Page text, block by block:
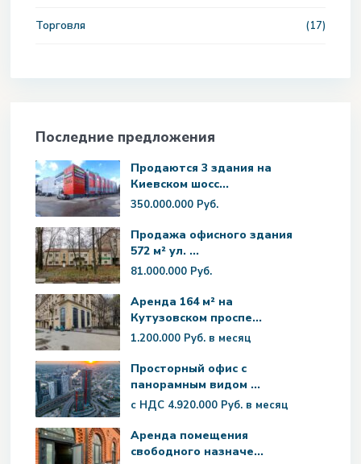
Торговля (17)
Последние предложения
Продаются 3 здания на
Киевском шосс...
350.000.000 Руб.
Продажа офисного здания
572 м² ул. ...
81.000.000 Руб.
Аренда 164 м² на
Кутузовском проспе...
1.200.000 Руб. в месяц
Просторный офис с
панорамным видом ...
с НДС 4.920.000 Руб. в месяц
Аренда помещения
свободного назначе...